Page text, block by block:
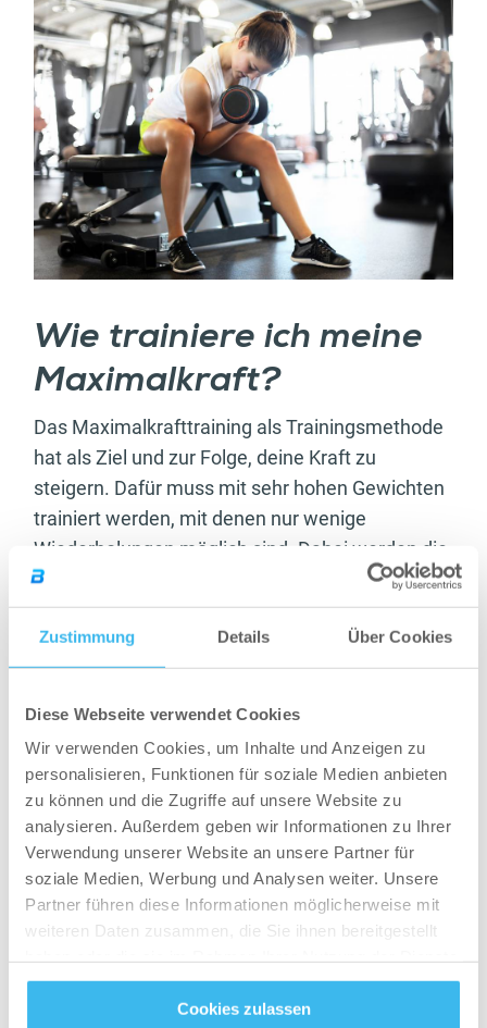
Zustimmung Details Über Cookies
Diese Webseite verwendet Cookies
Wir verwenden Cookies, um Inhalte und Anzeigen zu
personalisieren, Funktionen für soziale Medien anbieten
zu können und die Zugriffe auf unsere Website zu
analysieren. Außerdem geben wir Informationen zu Ihrer
Verwendung unserer Website an unsere Partner für
soziale Medien, Werbung und Analysen weiter. Unsere
Partner führen diese Informationen möglicherweise mit
weiteren Daten zusammen, die Sie ihnen bereitgestellt
gesammelt haben.
Cookies zulassen
Wie trainiere ich meine
Maximalkraft?
Das Maximalkrafttraining als Trainingsmethode
hat als Ziel und zur Folge, deine Kraft zu
steigern. Dafür muss mit sehr hohen Gewichten
trainiert werden, mit denen nur wenige
Wiederholungen möglich sind. Dabei werden die
Gewichte stetig gesteigert, bis nichts mehr geht.
Jeder Satz wird dadurch schwerer und du
arbeitest dich Satz für Satz nach oben. Dadurch
wird deine Maximalkraft trainiert.
Dein Workout kann beispielsweise aus 3 bis 5
Sätzen pro Übung bei 4 bis 8 Wiederholungen
bestehen, bei einer Satzpause von 3 bis 6
Minuten. Die langen Satzpausen sind wichtig,
um mit jedem Satz aufs Neue den maximalen
Kraftaufwand herauszuholen. Das gesamte
Workout sollte nicht länger als 60 Minuten
dauern, damit du die gesamte Zeit fokussiert
und konzentriert bist.